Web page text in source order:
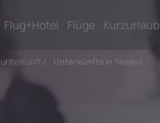
Flug+Hotel Flüge Kurzurlaub
unterkunft / Unterkünfte in Yambol